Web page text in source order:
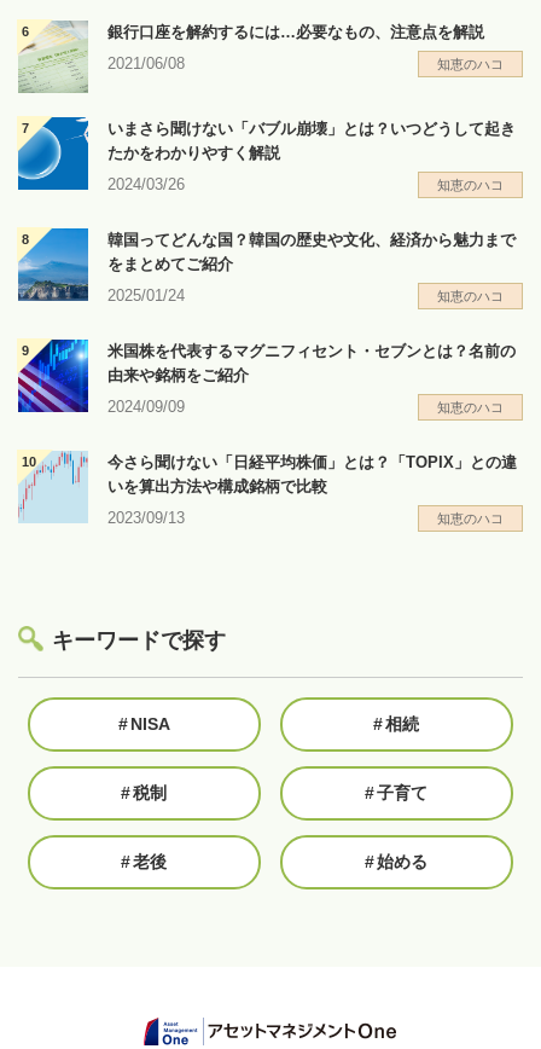
銀行口座を解約するには…必要なもの、注意点を解説
2021/06/08
知恵のハコ
いまさら聞けない「バブル崩壊」とは？いつどうして起き
たかをわかりやすく解説
2024/03/26
知恵のハコ
韓国ってどんな国？韓国の歴史や文化、経済から魅力まで
をまとめてご紹介
2025/01/24
知恵のハコ
米国株を代表するマグニフィセント・セブンとは？名前の
由来や銘柄をご紹介
2024/09/09
知恵のハコ
今さら聞けない「日経平均株価」とは？「TOPIX」との違
いを算出方法や構成銘柄で比較
2023/09/13
知恵のハコ
キーワードで探す
#NISA #相続
#税制 #子育て
#老後 #始める